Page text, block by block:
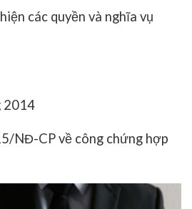
các quyền và nghĩa vụ
2014
NĐ-CP về công chứng hợp